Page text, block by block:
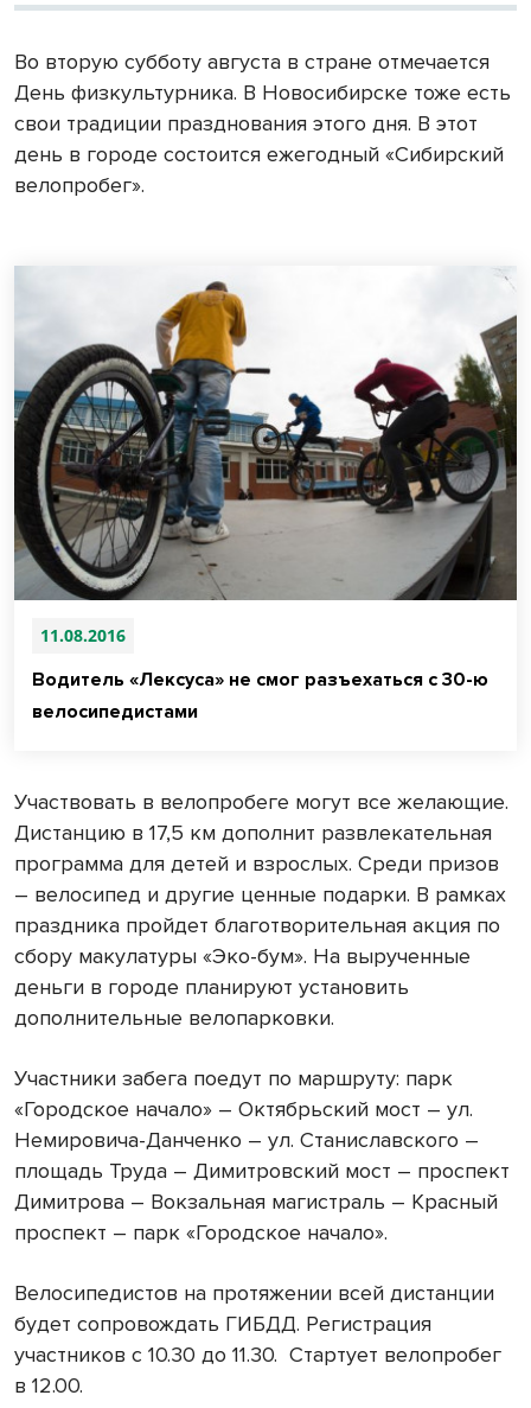
Во вторую субботу августа в стране отмечается
День физкультурника. В Новосибирске тоже есть
свои традиции празднования этого дня. В этот
день в городе состоится ежегодный «Сибирский
велопробег».
11.08.2016
Водитель «Лексуса» не смог разъехаться с 30-ю
велосипедистами
Участвовать в велопробеге могут все желающие.
Дистанцию в 17,5 км дополнит развлекательная
программа для детей и взрослых. Среди призов
– велосипед и другие ценные подарки. В рамках
праздника пройдет благотворительная акция по
сбору макулатуры «Эко-бум». На вырученные
деньги в городе планируют установить
дополнительные велопарковки.
Участники забега поедут по маршруту: парк
«Городское начало» – Октябрьский мост – ул.
Немировича-Данченко – ул. Станиславского –
площадь Труда – Димитровский мост – проспект
Димитрова – Вокзальная магистраль – Красный
проспект – парк «Городское начало».
Велосипедистов на протяжении всей дистанции
будет сопровождать ГИБДД. Регистрация
участников с 10.30 до 11.30. Стартует велопробег
в 12.00.